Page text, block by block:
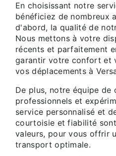
En choisissant notre
bénéficiez de nombreux
d'abord, la qualité de
Nous mettons à votre
récents et parfaitement
garantir votre confort et
vos déplacements à
De plus, notre équipe de
professionnels et
service personnalisé et
courtoisie et fiabilité
valeurs, pour vous offrir
transport optimale.